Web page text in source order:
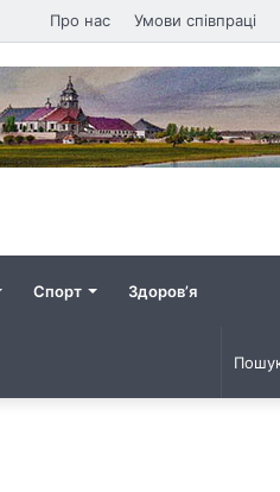
Про нас Умови співпраці
Спорт Здоров’я